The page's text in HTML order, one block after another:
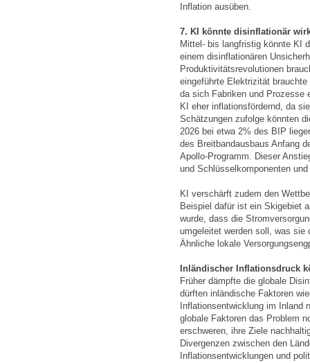
Inflation ausüben.
7. KI könnte disinflationär
Mittel- bis langfristig könnte KI
einem disinflationären
Produktivitätsrevolutionen
eingeführte Elektrizität
da sich Fabriken und Prozesse
KI eher inflationsfördernd, da
Schätzungen zufolge könnten
2026 bei etwa 2% des BIP
des Breitbandausbaus Anfang
Apollo-Programm. Dieser
und Schlüsselkomponenten
KI verschärft zudem den
Beispiel dafür ist ein Skigebiet
wurde, dass die
umgeleitet werden soll, was sie
Ähnliche lokale
Inländischer Inflationsdruck
Früher dämpfte die globale
dürften inländische Faktoren
Inflationsentwicklung im Inland
globale Faktoren das Problem
erschweren, ihre Ziele
Divergenzen zwischen den
Inflationsentwicklungen und